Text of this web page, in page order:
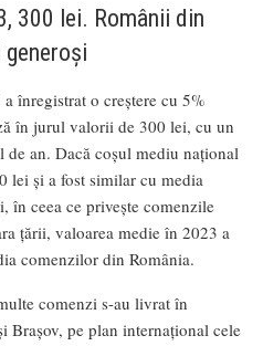
300 lei. Românii din
înregistrat o creștere cu 5%
în jurul valorii de 300 lei, cu un
an. Dacă coșul mediu național
lei și a fost similar cu media
în ceea ce privește comenzile
țării, valoarea medie în 2023 a
comenzilor din România.
comenzi s-au livrat în
Brașov, pe plan internațional cele